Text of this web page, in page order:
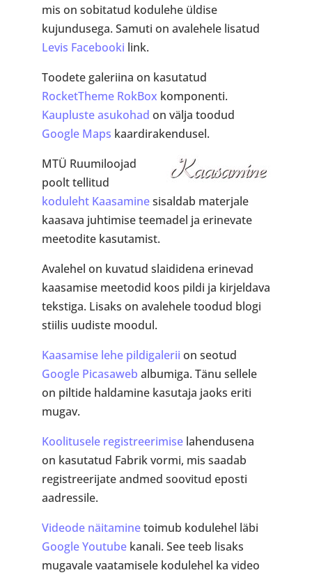
mis on sobitatud kodulehe üldise
kujundusega. Samuti on avalehele lisatud
Levis Facebooki link.
Toodete galeriina on kasutatud
RocketTheme RokBox komponenti.
Kaupluste asukohad on välja toodud
Google Maps kaardirakendusel.
MTÜ Ruumiloojad
poolt tellitud
koduleht Kaasaminesisaldab materjale
kaasava juhtimise teemadel ja erinevate
meetodite kasutamist.
Avalehel on kuvatud slaididena erinevad
kaasamise meetodid koos pildi ja kirjeldava
tekstiga. Lisaks on avalehele toodud blogi
stiilis uudiste moodul.
Kaasamise lehe pildigalerii on seotud
Google Picasaweb albumiga. Tänu sellele
on piltide haldamine kasutaja jaoks eriti
mugav.
Koolitusele registreerimise lahendusena
on kasutatud Fabrik vormi, mis saadab
registreerijate andmed soovitud eposti
aadressile.
Videode näitaminetoimub kodulehel läbi
Google Youtube kanali. See teeb lisaks
mugavale vaatamisele kodulehel ka video